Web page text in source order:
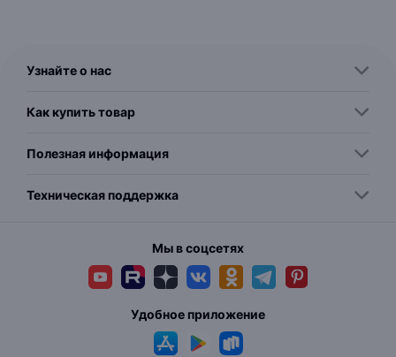
Узнайте о нас
Как купить товар
Полезная информация
Техническая поддержка
Мы в соцсетях
Удобное приложение